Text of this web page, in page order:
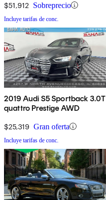
$51,912 Sobreprecio
Incluye tarifas de conc.
2019 Audi S5 Sportback 3.0T
quattro Prestige AWD
$25,319 Gran oferta
Incluye tarifas de conc.